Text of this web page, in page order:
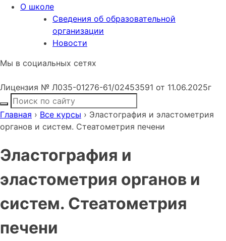
О школе
Сведения об образовательной
организации
Новости
Мы в социальных сетях
Лицензия № Л035-01276-61/02453591 от 11.06.2025г
Главная › Все курсы › Эластография и эластометрия
органов и систем. Стеатометрия печени
Эластография и
эластометрия органов и
систем. Стеатометрия
печени